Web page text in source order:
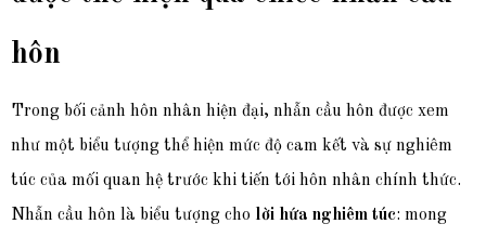
hôn
Trong bối cảnh hôn nhân hiện đại, nhẫn cầu hôn được xem
như một biểu tượng thể hiện mức độ cam kết và sự nghiêm
túc của mối quan hệ trước khi tiến tới hôn nhân chính thức.
Nhẫn cầu hôn là biểu tượng cho lời hứa nghiêm túc: mong